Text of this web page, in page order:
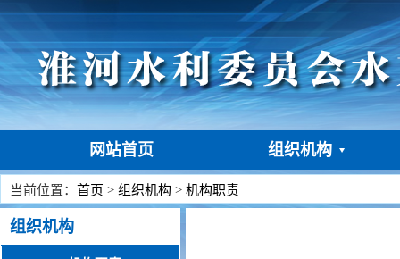
网站首页 组织机构
当前位置： 首页 > 组织机构 > 机构职责
组织机构